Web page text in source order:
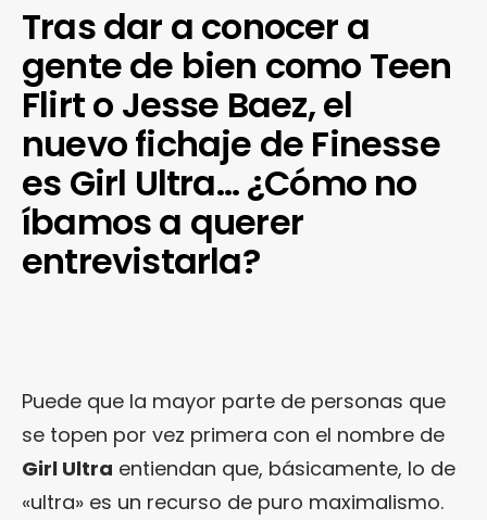
Tras dar a conocer a
gente de bien como Teen
Flirt o Jesse Baez, el
nuevo fichaje de Finesse
es Girl Ultra… ¿Cómo no
íbamos a querer
entrevistarla?
Puede que la mayor parte de personas que
se topen por vez primera con el nombre de
Girl Ultra entiendan que, básicamente, lo de
«ultra» es un recurso de puro maximalismo.